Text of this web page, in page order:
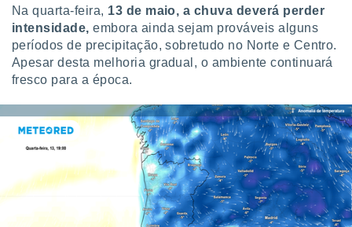
Na quarta-feira, 13 de maio, a chuva deverá perder
intensidade, embora ainda sejam prováveis alguns
períodos de precipitação, sobretudo no Norte e Centro.
Apesar desta melhoria gradual, o ambiente continuará
fresco para a época.